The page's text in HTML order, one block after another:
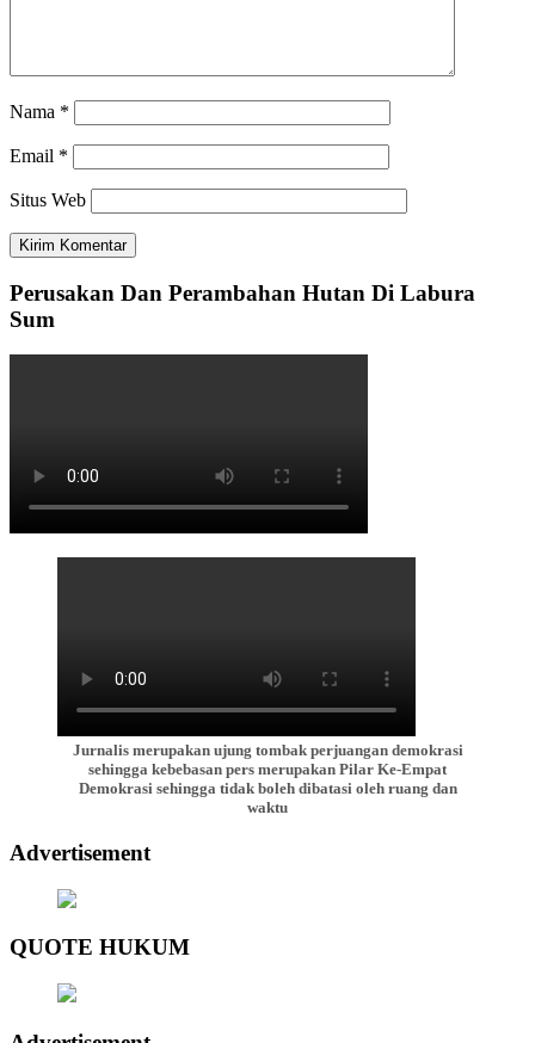
Nama *
Email *
Situs Web
Perusakan Dan Perambahan Hutan Di Labura
Sum
Jurnalis merupakan ujung tombak perjuangan demokrasi
sehingga kebebasan pers merupakan Pilar Ke-Empat
Demokrasi sehingga tidak boleh dibatasi oleh ruang dan
waktu
Advertisement
QUOTE HUKUM